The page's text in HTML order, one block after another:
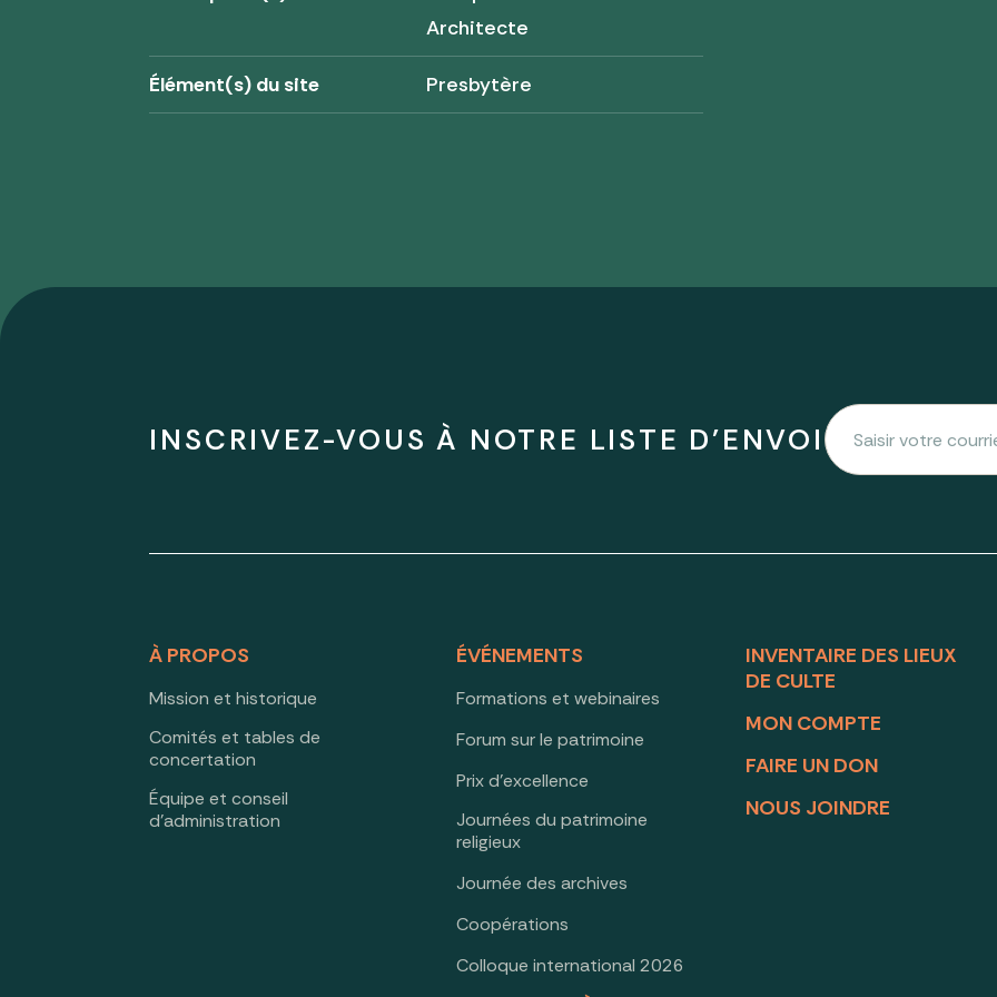
Architecte
Élément(s) du site Presbytère
INSCRIVEZ-VOUS À NOTRE LISTE D'ENVOI
À PROPOS
Mission et historique
Comités et tables de
concertation
Équipe et conseil
d’administration
ÉVÉNEMENTS
Formations et webinaires
Forum sur le patrimoine
Prix d’excellence
Journées du patrimoine
religieux
Journée des archives
Coopérations
Colloque international 2026
INVENTAIRE DES LIEUX
DE CULTE
MON COMPTE
FAIRE UN DON
NOUS JOINDRE